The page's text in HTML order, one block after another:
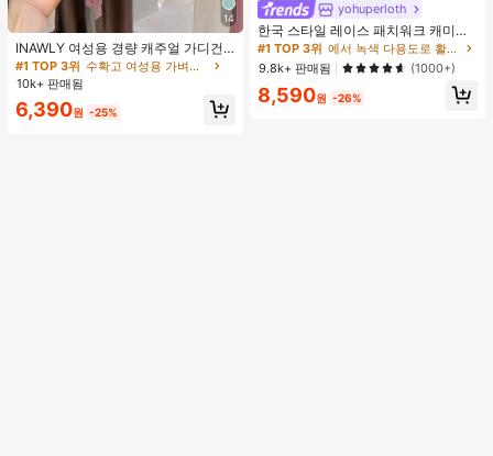
14
INAWLY 여성용 경량 캐주얼 가디건,
여름
#1 TOP 3위
수확고 여성용 가벼운 카디건
10k+ 판매됨
6,390원 -25%
yohuperloth
한국 스타일 레이스 패치워크 캐미솔
탱크 탑, Y2K 에스테틱, 스트리트웨어
캐주얼 여름
#1 TOP 3위
에서 녹색 다용도로 활용 가능한 데일리 탑
9.8k+ 판매됨
(1000+)
8,590원 -26%